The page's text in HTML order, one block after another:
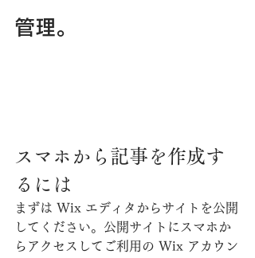
管理。
スマホから記事を作成す
るには
まずは Wix エディタからサイトを公開
してください。公開サイトにスマホか
らアクセスしてご利用の Wix アカウン